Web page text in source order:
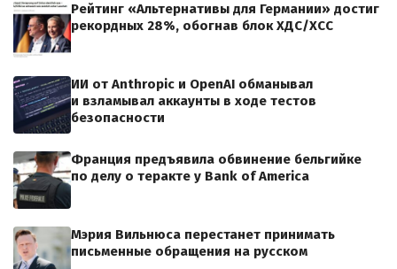
Рейтинг «Альтернативы для Германии» достиг
рекордных 28%, обогнав блок ХДС/ХСС
ИИ от Anthropic и OpenAI обманывал
и взламывал аккаунты в ходе тестов
безопасности
Франция предъявила обвинение бельгийке
по делу о теракте у Bank of America
Мэрия Вильнюса перестанет принимать
письменные обращения на русском